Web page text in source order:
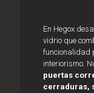
En Hegox
vidrio que
funcionalidad
interiorismo.
puertas
cerraduras,